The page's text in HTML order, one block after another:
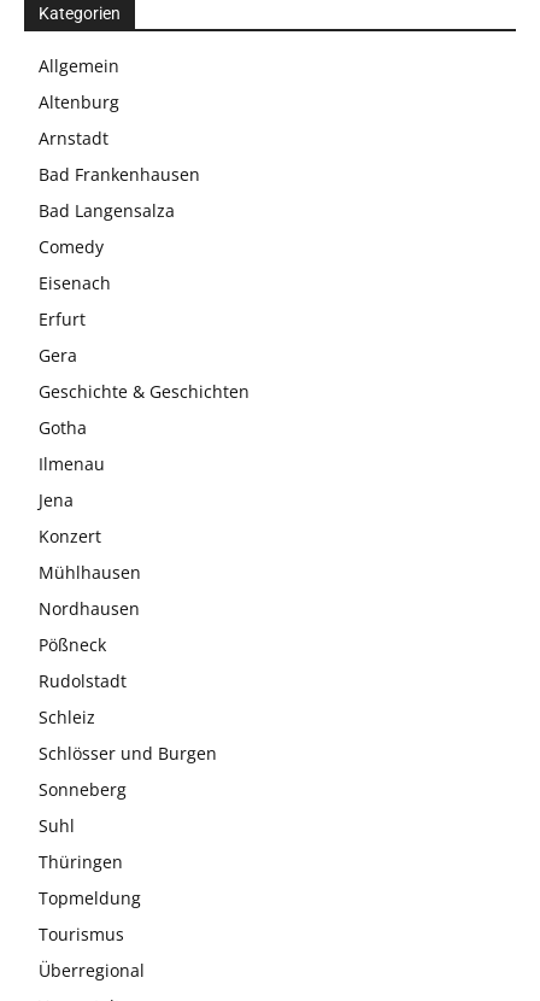
Kategorien
Allgemein
Altenburg
Arnstadt
Bad Frankenhausen
Bad Langensalza
Comedy
Eisenach
Erfurt
Gera
Geschichte & Geschichten
Gotha
Ilmenau
Jena
Konzert
Mühlhausen
Nordhausen
Pößneck
Rudolstadt
Schleiz
Schlösser und Burgen
Sonneberg
Suhl
Thüringen
Topmeldung
Tourismus
Überregional